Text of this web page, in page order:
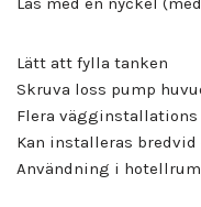
Lätt att fylla tanken
Skruva loss pump
Flera
Kan installeras
Användning i